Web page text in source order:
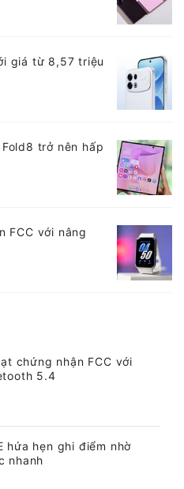
giá từ 8,57 triệu
trở nên hấp
FCC với nâng
chứng nhận FCC với
5.4
hứa hẹn ghi điểm nhờ
nhanh